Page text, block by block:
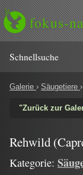
fokus-
Schnell­suche
Galerie › Säugetiere ›
"Zurück zur
Rehwild
Kategorie: